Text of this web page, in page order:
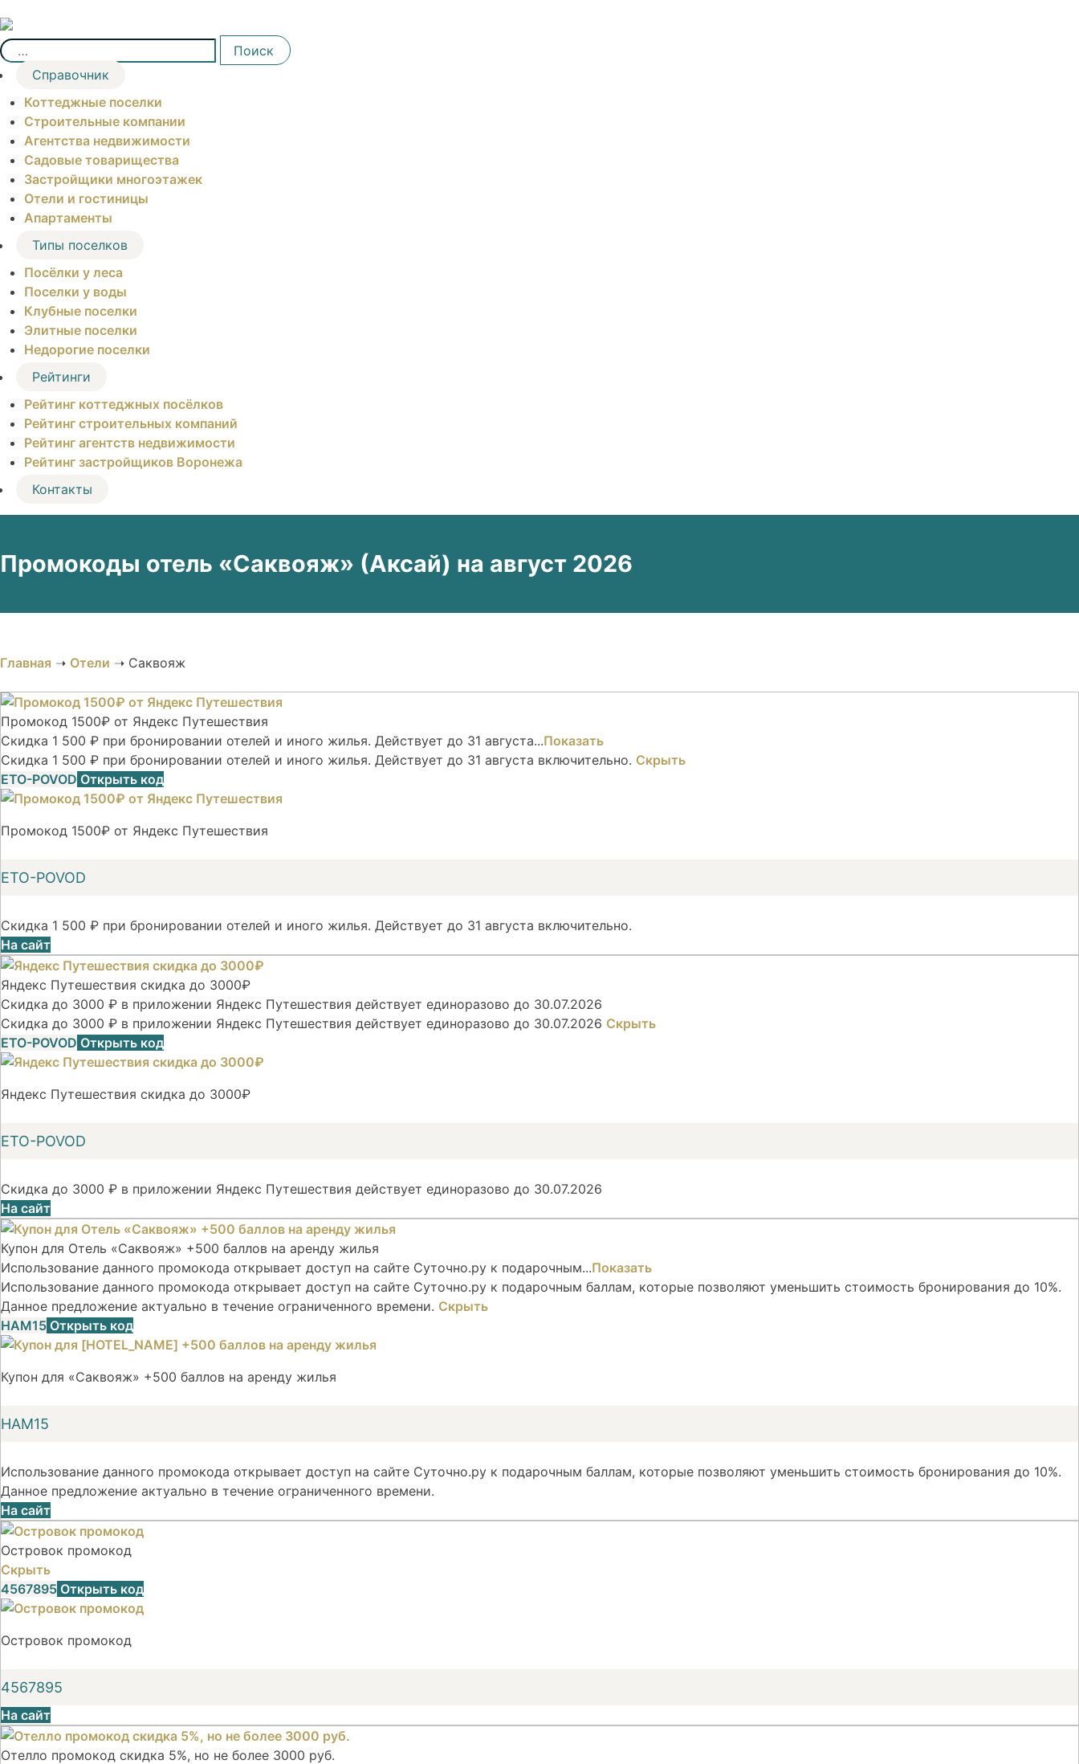
to
content
Найти:
Поиск
Справочник
Коттеджные поселки
Строительные компании
Агентства недвижимости
Садовые товарищества
Застройщики многоэтажек
Отели и гостиницы
Апартаменты
Типы поселков
Посёлки у леса
Поселки у воды
Клубные поселки
Элитные поселки
Недорогие поселки
Рейтинги
Рейтинг коттеджных посёлков
Рейтинг строительных компаний
Рейтинг агентств недвижимости
Рейтинг застройщиков Воронежа
Контакты
Промокоды отель «Саквояж» (Аксай) на август 2026
Главная ➝ Отели ➝ Саквояж
Промокод 1500₽ от Яндекс Путешествия
Скидка 1 500 ₽ при бронировании отелей и иного жилья. Действует до 31 августа...Показать
Скидка 1 500 ₽ при бронировании отелей и иного жилья. Действует до 31 августа включительно. Скрыть
ETO-POVOD Открыть код
Промокод 1500₽ от Яндекс Путешествия
ETO-POVOD
Скидка 1 500 ₽ при бронировании отелей и иного жилья. Действует до 31 августа включительно.
На сайт
Яндекс Путешествия скидка до 3000₽
Скидка до 3000 ₽ в приложении Яндекс Путешествия действует единоразово до 30.07.2026
Скидка до 3000 ₽ в приложении Яндекс Путешествия действует единоразово до 30.07.2026 Скрыть
ETO-POVOD Открыть код
Яндекс Путешествия скидка до 3000₽
ETO-POVOD
Скидка до 3000 ₽ в приложении Яндекс Путешествия действует единоразово до 30.07.2026
На сайт
Купон для Отель «Саквояж» +500 баллов на аренду жилья
Использование данного промокода открывает доступ на сайте Суточно.ру к подарочным...Показать
Использование данного промокода открывает доступ на сайте Суточно.ру к подарочным баллам, которые позволяют уменьшить стоимость бронирования до 10%.
Данное предложение актуально в течение ограниченного времени. Скрыть
НАМ15 Открыть код
Купон для «Саквояж» +500 баллов на аренду жилья
НАМ15
Использование данного промокода открывает доступ на сайте Суточно.ру к подарочным баллам, которые позволяют уменьшить стоимость бронирования до 10%.
Данное предложение актуально в течение ограниченного времени.
На сайт
Островок промокод
Скрыть
4567895 Открыть код
Островок промокод
4567895
На сайт
Отелло промокод скидка 5%, но не более 3000 руб.